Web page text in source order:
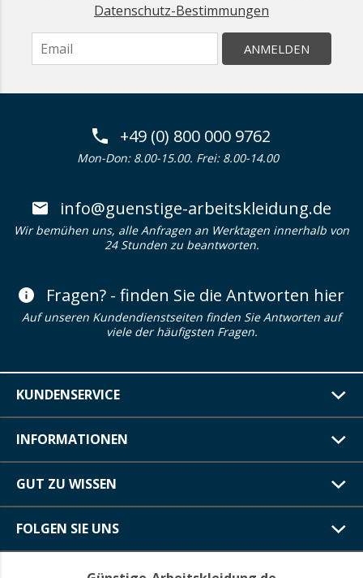
Datenschutz-Bestimmungen
ANMELDEN
+49 (0) 800 000 9762
Mon-Don: 8.00-15.00. Frei: 8.00-14.00
info@guenstige-arbeitskleidung.de
Wir bemühen uns, alle Anfragen an Werktagen innerhalb von
24 Stunden zu beantworten.
Fragen? - finden Sie die Antworten hier
Auf unseren Kundendienstseiten finden Sie Antworten auf
viele der häufigsten Fragen.
KUNDENSERVICE
INFORMATIONEN
GUT ZU WISSEN
FOLGEN SIE UNS